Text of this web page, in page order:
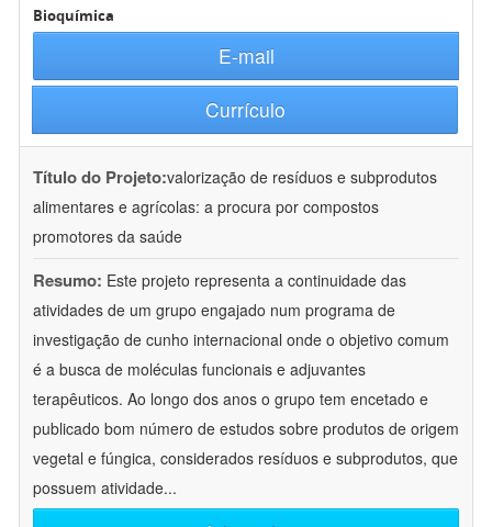
Bioquímica
E-mail
Currículo
Título do Projeto:valorização de resíduos e subprodutos
alimentares e agrícolas: a procura por compostos
promotores da saúde
Resumo: Este projeto representa a continuidade das
atividades de um grupo engajado num programa de
investigação de cunho internacional onde o objetivo comum
é a busca de moléculas funcionais e adjuvantes
terapêuticos. Ao longo dos anos o grupo tem encetado e
publicado bom número de estudos sobre produtos de origem
vegetal e fúngica, considerados resíduos e subprodutos, que
possuem atividade...